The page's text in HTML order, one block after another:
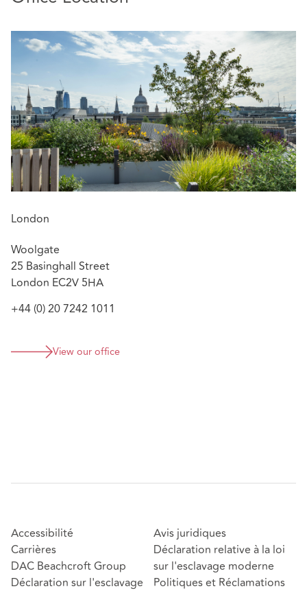
London
Woolgate
25 Basinghall Street
London EC2V 5HA
+44 (0) 20 7242 1011
View our office
Accessibilité
Carrières
DAC Beachcroft Group
Déclaration sur l'esclavage
Avis juridiques
Déclaration relative à la loi
sur l'esclavage moderne
Politiques et Réclamations